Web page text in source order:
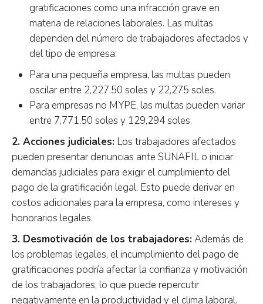
gratificaciones como una infracción grave en
materia de relaciones laborales. Las multas
dependen del número de trabajadores afectados y
del tipo de empresa:
Para una pequeña empresa, las multas pueden
oscilar entre 2,227.50 soles y 22,275 soles.
Para empresas no MYPE, las multas pueden variar
entre 7,771.50 soles y 129,294 soles.
2. Acciones judiciales: Los trabajadores afectados
pueden presentar denuncias ante SUNAFIL o iniciar
demandas judiciales para exigir el cumplimiento del
pago de la gratificación legal. Esto puede derivar en
costos adicionales para la empresa, como intereses y
honorarios legales.
3. Desmotivación de los trabajadores:Además de
los problemas legales, el incumplimiento del pago de
gratificaciones podría afectar la confianza y motivación
de los trabajadores, lo que puede repercutir
negativamente en la productividad y el clima laboral.